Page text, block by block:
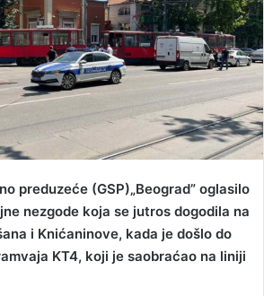
preduzeće (GSP)„Beograd” oglasilo
nezgode koja se jutros dogodila na
i Knićaninove, kada je došlo do
KT4, koji je saobraćao na liniji